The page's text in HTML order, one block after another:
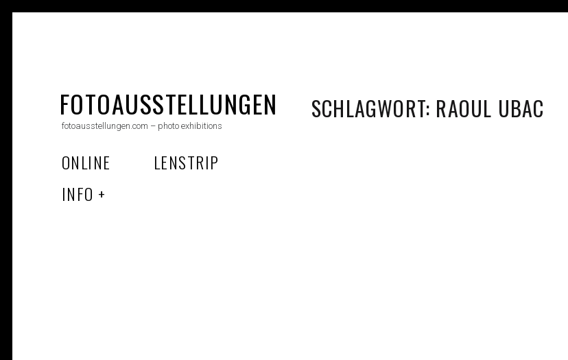
FOTOAUSSTELLUNGEN
fotoausstellungen.com – photo exhibitions
ONLINE
LENSTRIP
INFO
SCHLAGWORT: RAOUL UBAC